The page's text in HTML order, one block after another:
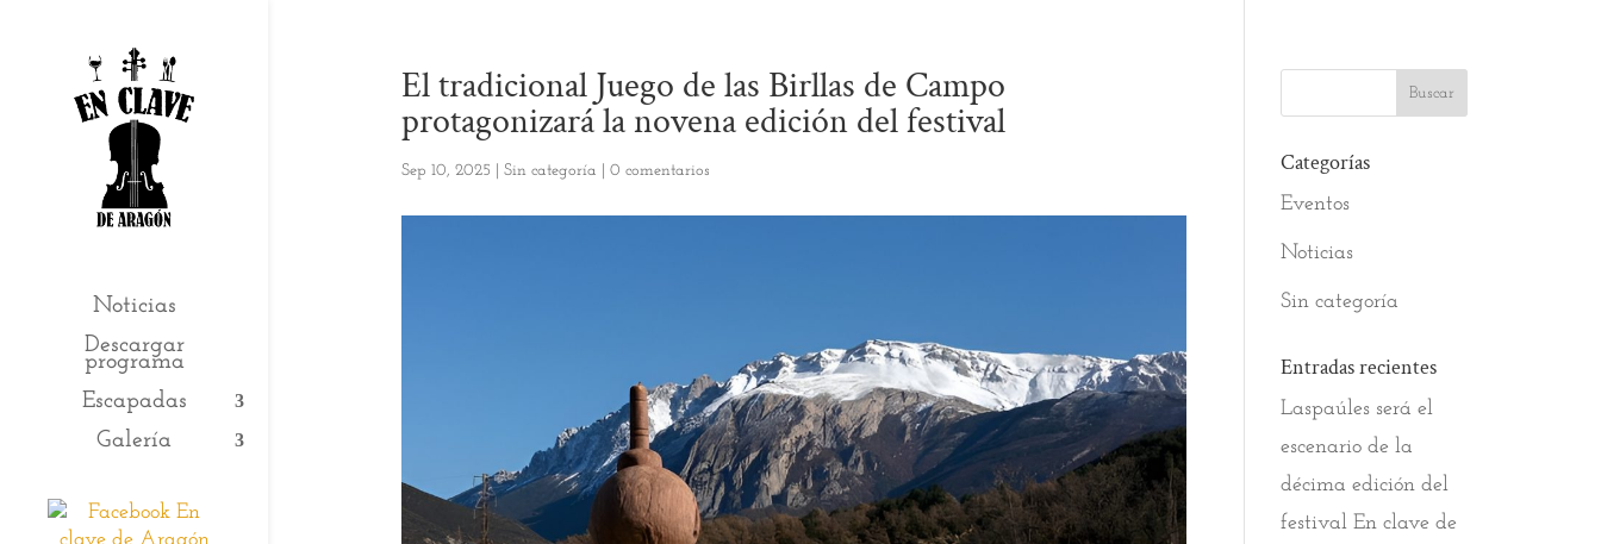
Noticias
Descargar
programa
Escapadas
Galería
El tradicional Juego de las Birllas de Campo
protagonizará la novena edición del festival
Sep 10, 2025 Sin categoría 0 comentarios Categorías
Eventos
Noticias
Sin categoría
Entradas recientes
Laspaúles será el
escenario de la
décima edición del
festival En clave de